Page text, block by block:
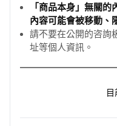
「商品本身」無關
內容可能會被移動、
請不要在公開的咨詢
址等個人資訊。